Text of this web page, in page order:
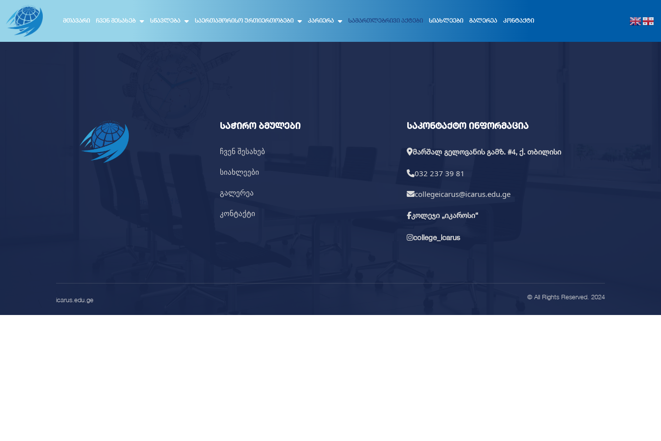
ᲛᲗᲐᲕᲐᲠᲘ ᲩᲕᲔᲜ ᲨᲔᲡᲐᲮᲔᲑ ᲡᲬᲐᲕᲚᲔᲑᲐ ᲡᲐᲔᲠᲗᲐᲨᲝᲠᲘᲡᲝ ᲣᲠᲗᲘᲔᲠᲗᲝᲑᲔᲑᲘ ᲙᲐᲠᲘᲔᲠᲐ ᲡᲐᲛᲐᲠᲗᲚᲔᲑᲠᲘᲕᲘ ᲐᲥᲢᲔᲑᲘ ᲡᲘᲐᲮᲚᲔᲔᲑᲘ ᲒᲐᲚᲔᲠᲔᲐ ᲙᲝᲜᲢᲐᲥᲢᲘ
საჭირო ბმულები
ჩვენ შესახებ
სიახლეები
გალერეა
კონტაქტი
საკონტაქტო ინფორმაცია
მარშალ გელოვანის გამზ. #4, ქ. თბილისი
032 237 39 81
collegeicarus@icarus.edu.ge
კოლეჯი „იკაროსი“
college_icarus
icarus.edu.ge © All Rights Reserved. 2024